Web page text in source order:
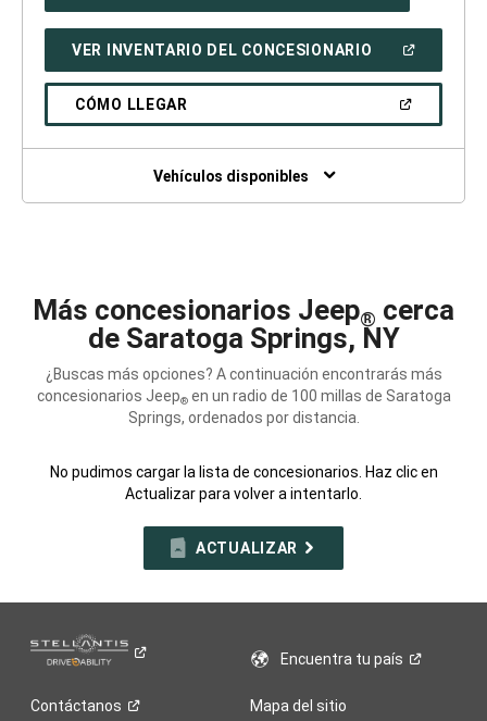
NUEVA)
VER INVENTARIO DEL CONCESIONARIO (ABRIR
UNA
VENTANA
NUEVA)
CÓMO LLEGAR
VENTANA
Vehículos disponibles
Más concesionarios Jeep® cerca
de Saratoga Springs, NY
¿Buscas más opciones? A continuación encontrarás más
concesionarios Jeep®en un radio de 100 millas de Saratoga
Springs, ordenados por distancia.
No pudimos cargar la lista de concesionarios. Haz clic en
Actualizar para volver a intentarlo.
ACTUALIZAR
Encuentra tupaís
Contáctanos Mapa del sitio